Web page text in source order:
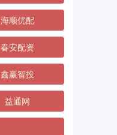
海顺优配
春安配资
鑫赢智投
益通网